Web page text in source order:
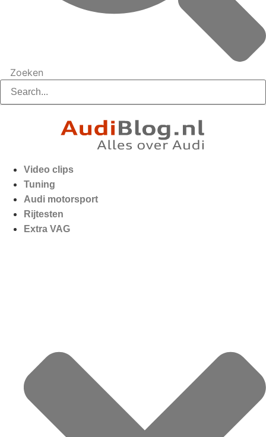
Zoeken
Video clips
Tuning
Audi motorsport
Rijtesten
Extra VAG